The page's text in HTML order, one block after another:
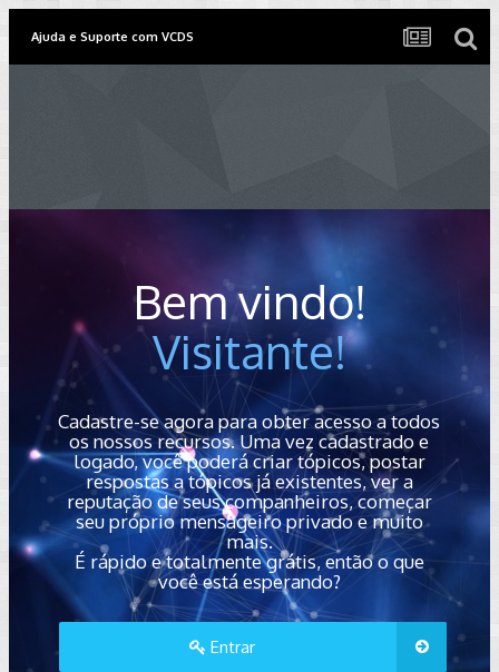
Ajuda e Suporte com VCDS
Bem vindo!
Visitante!
Cadastre-se agora para obter acesso a todos
os nossos recursos. Uma vez cadastrado e
logado, você poderá criar tópicos, postar
respostas a tópicos já existentes, ver a
reputação de seus companheiros, começar
seu próprio mensageiro privado e muito
mais.
É rápido e totalmente grátis, então o que
você está esperando?
Entrar